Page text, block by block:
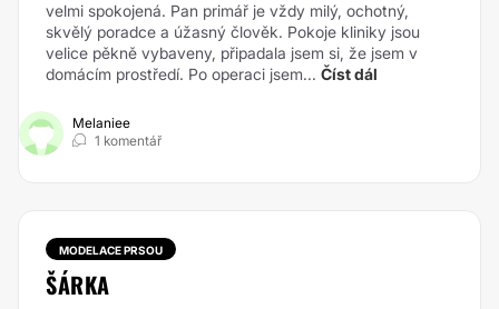
velmi spokojená. Pan primář je vždy milý, ochotný,
skvělý poradce a úžasný člověk. Pokoje kliniky jsou
velice pěkně vybaveny, připadala jsem si, že jsem v
domácím prostředí. Po operaci jsem... Číst dál
Melaniee
1 komentář
MODELACE PRSOU
ŠÁRKA